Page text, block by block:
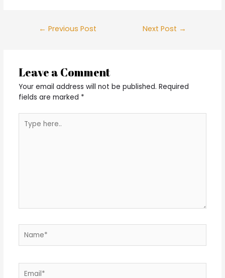
← Previous Post Next Post →
Leave a Comment
Your email address will not be published. Required
fields are marked *
here..